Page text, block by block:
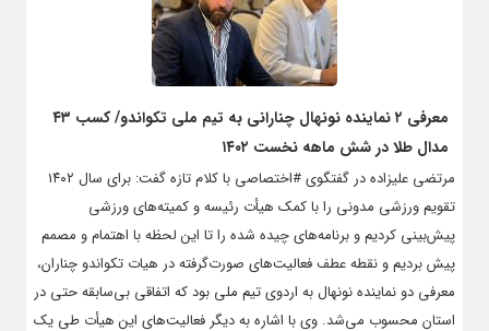
معرفی ۲ نماینده نونهال چنارانی به تیم ملی تکواندو/ کسب ۴۳
مدال طلا در شش ماهه نخست ۱۴۰۲
مرتضی علیزاده در گفتگوی #اختصاصی با کلام تازه گفت: برای سال ۱۴۰۲
تقویم ورزشی مدونی را با کمک هیأت رئیسه و کمیته‌های ورزشی
پیش‌بینی کردیم و برنامه‌های چیده شده را تا این لحظه با اهتمام و مصمم
پیش بردیم و نقطه عطف فعالیت‌های صورت‌گرفته در هیات تکواندو چناران،
معرفی دو نماینده نونهال به اردوی تیم ملی بود که اتفاقی بی‌سابقه حتی در
استان محسوب می‌شد. وی با اشاره به دیگر فعالیت‌های این هیأت طی یک